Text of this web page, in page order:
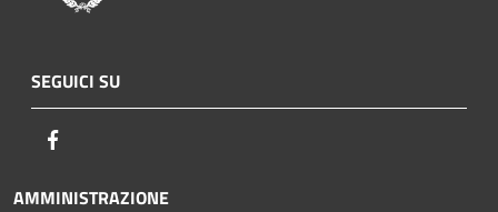
SEGUICI SU
AMMINISTRAZIONE